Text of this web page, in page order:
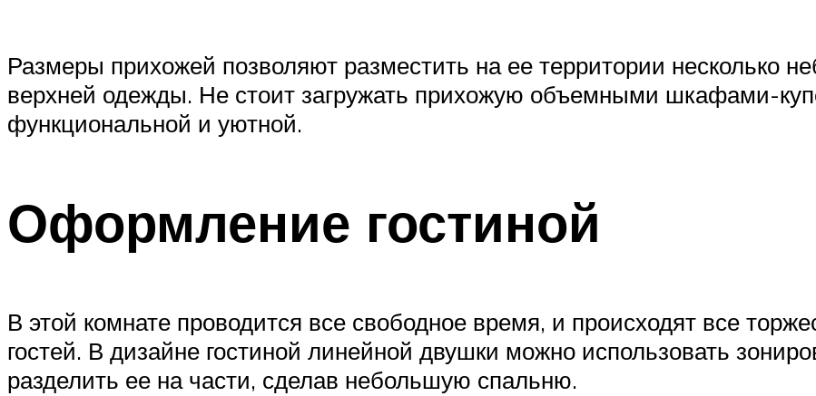
Размеры прихожей позволяют разместить на ее территории несколько
верхней одежды. Не стоит загружать прихожую объемными шкафами-
функциональной и уютной.
Оформление гостиной
В этой комнате проводится все свободное время, и происходят все
гостей. В дизайне гостиной линейной двушки можно использовать
разделить ее на части, сделав небольшую спальню.